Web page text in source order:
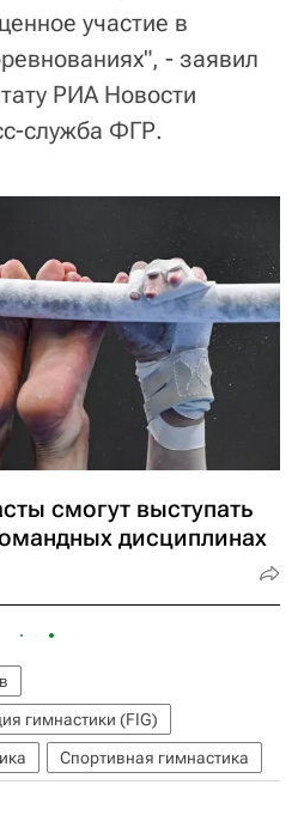
участие в
- заявил
РИА Новости
служба ФГР.
смогут выступать
дисциплинах
гимнастики (FIG)
Спортивная гимнастика